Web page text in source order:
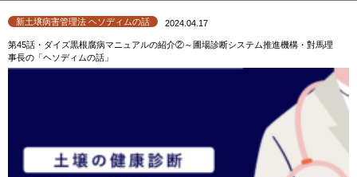
新土壌病害管理法 ヘソディムの話 2024.04.17
第45話・ダイズ黒根腐病マニュアルの紹介②～圃場診断システム推進機構・對馬理
事長の「ヘソディムの話」